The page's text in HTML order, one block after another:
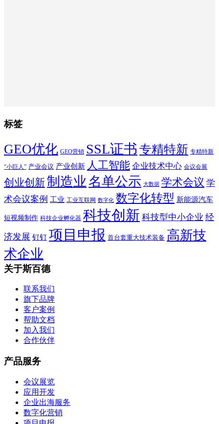
标签
GEO优化 GEO营销 SSL证书 专精特新 专精特新
“小巨人” 产业会议 产业创新 人工智能 企业技术中心 会议会展
创业创新制造业 名单公示 大数据 学术会议 学
术会议案例 工业 工业互联网 数字化 数字化转型 新能源汽车
短视频制作 科技企业孵化器 科技创新 科技型中小企业 经
济发展 钉钉 项目申报 首台套重大技术装备 高新技
术企业
关于斯百德
联系我们
旗下品牌
客户案例
帮助文档
加入我们
合作伙伴
产品服务
会议展览
应用开发
企业出海服务
数字化营销